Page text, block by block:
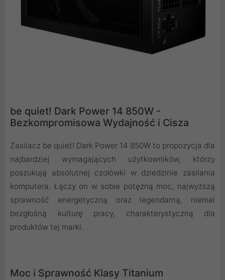
be quiet! Dark Power 14 850W -
Bezkompromisowa Wydajność i Cisza
Zasilacz be quiet! Dark Power 14 850W to propozycja dla
najbardziej wymagających użytkowników, którzy
poszukują absolutnej czołówki w dziedzinie zasilania
komputera. Łączy on w sobie potężną moc, najwyższą
sprawność energetyczną oraz legendarną, niemal
bezgłośną kulturę pracy, charakterystyczną dla
produktów tej marki.
Moc i Sprawność Klasy Titanium